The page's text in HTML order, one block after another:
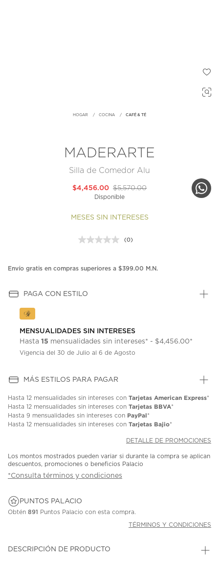
HOGAR COCINA CAFÉ & TÉ
MADERARTE
Silla de Comedor Alu
$5,570.00
$4,456.00
Disponible
MESES SIN INTERESES
Sin
en
(0)
Envío gratis en compras superiores a $399.00 M.N.
PAGA CON ESTILO
MENSUALIDADES SIN INTERESES
Hasta 15 mensualidades sin intereses* - $4,456.00*
Vigencia del 30 de Julio al 6 de Agosto
MÁS ESTILOS PARA PAGAR
Hasta 12 mensualidades sin intereses con Tarjetas American Express*
Hasta 12 mensualidades sin intereses con Tarjetas BBVA*
Hasta 9 mensualidades sin intereses con PayPal*
Hasta 12 mensualidades sin intereses con Tarjetas Bajio*
DETALLE DE PROMOCIONES
Los montos mostrados pueden variar si durante la compra se aplican
descuentos, promociones o beneficios Palacio
*Consulta términos y condiciones
PUNTOS PALACIO
Obtén 891 Puntos Palacio con esta compra.
TÉRMINOS Y CONDICIONES
DESCRIPCIÓN DE PRODUCTO